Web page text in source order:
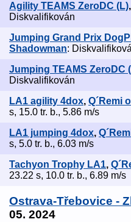
Agility TEAMS ZeroDC (L),
Diskvalifikován
Jumping Grand Prix
Shadowman:
Jumping TEAMS ZeroDC
Diskvalifikován
LA1 agility 4dox, Q´Remi
s, 15.0 tr. b., 5.86 m/s
LA1 jumping 4dox,
s, 5.0 tr. b., 6.03 m/s
Tachyon Trophy LA1,
23.22 s, 10.0 tr. b., 6.89 m/s
Ostrava-Třebovice -
05. 2024